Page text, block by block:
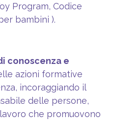
Program, Codice
bambini ).
conoscenza e
azioni formative
incoraggiando il
delle persone,
che promuovono